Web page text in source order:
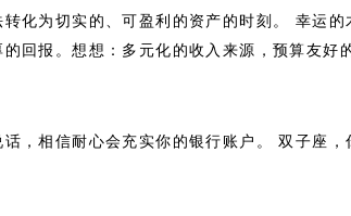
化为切实的、可盈利的资产的时刻。 幸运的
回报。想想：多元化的收入来源，预算友好
，相信耐心会充实你的银行账户。 双子座，